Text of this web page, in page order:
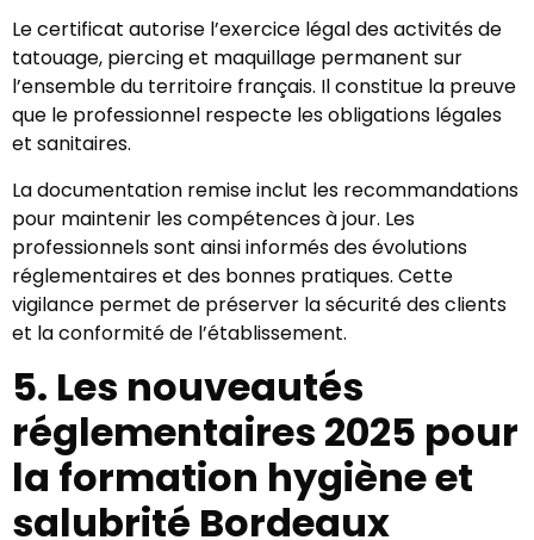
Le certificat autorise l’exercice légal des activités de
tatouage, piercing et maquillage permanent sur
l’ensemble du territoire français. Il constitue la preuve
que le professionnel respecte les obligations légales
et sanitaires.
La documentation remise inclut les recommandations
pour maintenir les compétences à jour. Les
professionnels sont ainsi informés des évolutions
réglementaires et des bonnes pratiques. Cette
vigilance permet de préserver la sécurité des clients
et la conformité de l’établissement.
5. Les nouveautés
réglementaires 2025 pour
la formation hygiène et
salubrité Bordeaux